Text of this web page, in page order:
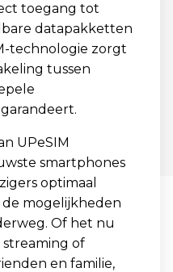
toegang tot
datapakketten
technologie zorgt
tussen
UPeSIM
smartphones
optimaal
mogelijkheden
Of het nu
streaming of
en familie,